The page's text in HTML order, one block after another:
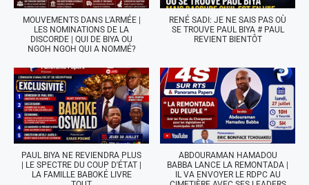
MOUVEMENTS DANS L'ARMÉE |
LES NOMINATIONS DE LA
DISCORDE | QUI DE BIYA OU
NGOH NGOH QUI A NOMMÉ?
RENÉ SADI: JE NE SAIS PAS OÙ
SE TROUVE PAUL BIYA # PAUL
REVIENT BIENTÔT
PAUL BIYA NE REVIENDRA PLUS
| LE SPECTRE DU COUP D'ÉTAT |
LA FAMILLE BABOKÉ LIVRE
ABDOURAMAN HAMADOU
BABBA LANCE LA REMONTADA |
IL VA ENVOYER LE RDPC AU